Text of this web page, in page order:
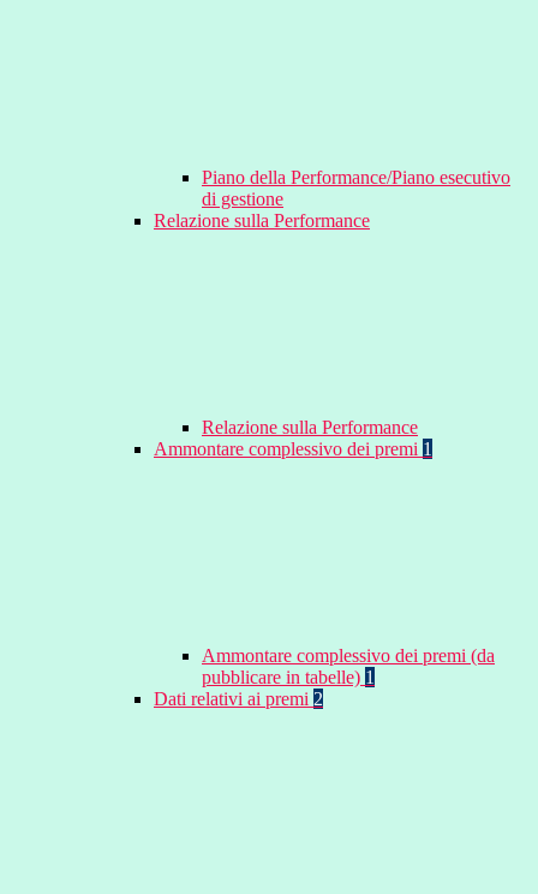
Piano della Performance/Piano esecutivo
di gestione
Relazione sulla Performance
Relazione sulla Performance
Ammontare complessivo dei premi 1
Ammontare complessivo dei premi (da
pubblicare in tabelle) 1
Dati relativi ai premi 2